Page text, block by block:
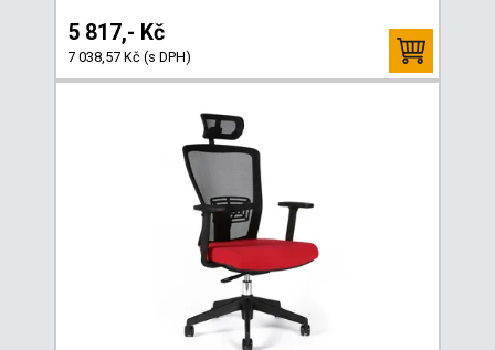
5 817,- Kč
7 038,57 Kč (s DPH)